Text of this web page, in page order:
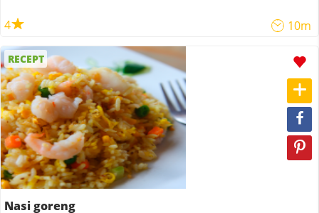
4 10m
RECEPT
Nasi goreng